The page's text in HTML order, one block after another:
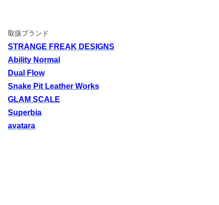
取扱ブランド
STRANGE FREAK DESIGNS
Ability Normal
Dual Flow
Snake Pit Leather Works
GLAM SCALE
Superbia
avatara